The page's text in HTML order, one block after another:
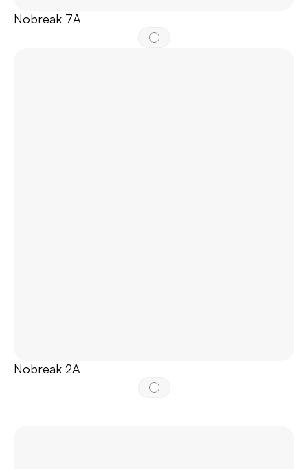
Nobreak 7A
Nobreak 2A